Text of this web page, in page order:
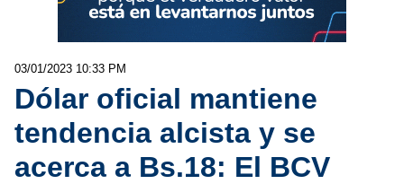
03/01/2023 10:33 PM
Dólar oficial mantiene
tendencia alcista y se
acerca a Bs.18: El BCV